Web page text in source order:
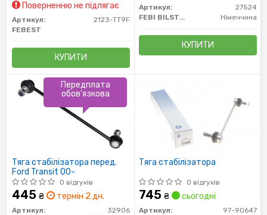
Поверненню не підлягає
Артикул:
2123-TT9F
FEBEST
КУПИТИ
Артикул:
27524
FEBI BILSTEIN
Німеччина
КУПИТИ
Тяга стабілізатора перед.
Ford Transit 00-
0 відгуків
445 ₴ термін 2 дн.
Артикул:
32906
Передплата
обов'язкова
Тяга стабілізатора
0 відгуків
745 ₴ сьогодні
Артикул:
97-90647